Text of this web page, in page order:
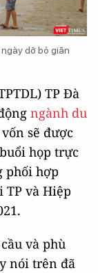
dỡ bỏ giãn
TP Đà
ngành du
sẽ được
họp trực
phối hợp
TP và Hiệp
và phù
nói trên đã